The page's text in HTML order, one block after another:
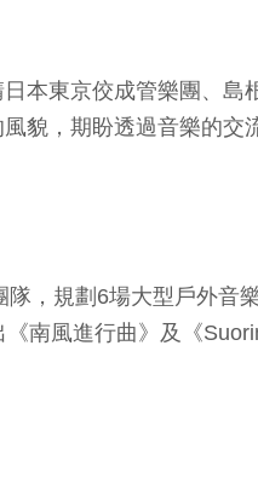
本東京佼成管樂團、
貌，期盼透過音樂的交
，規劃6場大型戶外音
南風進行曲》及《